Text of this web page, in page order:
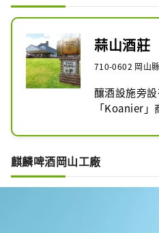
蒜山酒莊
710-0602 岡山
釀酒設施旁
「Koanier
醬。餐廳和
成的午餐盤、
冰淇淋等。還
看到儲藏室
麒麟啤酒岡山工廠